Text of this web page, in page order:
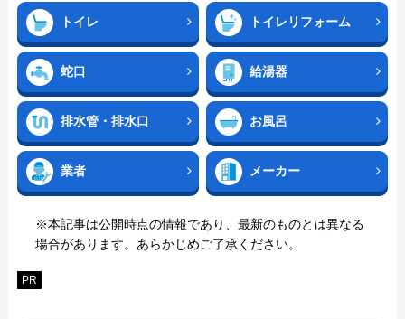
トイレ トイレリフォーム
蛇口 給湯器
排水管・排水口 お風呂
業者 メーカー
※本記事は公開時点の情報であり、最新のものとは異なる
場合があります。あらかじめご了承ください。
PR